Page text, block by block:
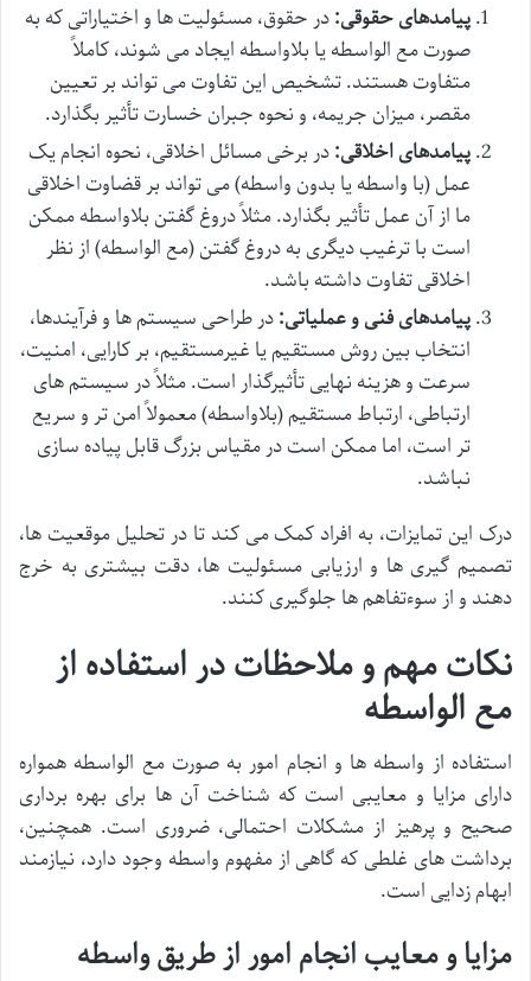
پیامدهای حقوقی:در حقوق، مسئولیت ها و اختیاراتی که به
صورت مع الواسطه یا بلاواسطه ایجاد می شوند، کاملاً
متفاوت هستند. تشخیص این تفاوت می تواند بر تعیین
مقصر، میزان جریمه، و نحوه جبران خسارت تأثیر بگذارد.
پیامدهای اخلاقی:در برخی مسائل اخلاقی، نحوه انجام یک
عمل (با واسطه یا بدون واسطه) می تواند بر قضاوت اخلاقی
ما از آن عمل تأثیر بگذارد. مثلاً دروغ گفتن بلاواسطه ممکن
است با ترغیب دیگری به دروغ گفتن (مع الواسطه) از نظر
اخلاقی تفاوت داشته باشد.
پیامدهای فنی و عملیاتی:در طراحی سیستم ها و فرآیندها،
انتخاب بین روش مستقیم یا غیرمستقیم، بر کارایی، امنیت،
سرعت و هزینه نهایی تأثیرگذار است. مثلاً در سیستم های
ارتباطی، ارتباط مستقیم (بلاواسطه) معمولاً امن تر و سریع
تر است، اما ممکن است در مقیاس بزرگ قابل پیاده سازی
نباشد.
درک این تمایزات، به افراد کمک می کند تا در تحلیل موقعیت ها،
تصمیم گیری ها و ارزیابی مسئولیت ها، دقت بیشتری به خرج
دهند و از سوءتفاهم ها جلوگیری کنند.
نکات مهم و ملاحظات در استفاده از
مع الواسطه
استفاده از واسطه ها و انجام امور به صورت مع الواسطه همواره
دارای مزایا و معایبی است که شناخت آن ها برای بهره برداری
صحیح و پرهیز از مشکلات احتمالی، ضروری است. همچنین،
برداشت های غلطی که گاهی از مفهوم واسطه وجود دارد، نیازمند
ابهام زدایی است.
مزایا و معایب انجام امور از طریق واسطه